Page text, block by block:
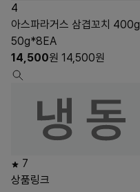
4
아스파라거스 삼겹꼬치 400g
50g*8EA
14,500원 14,500원
7
상품링크